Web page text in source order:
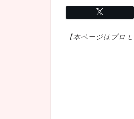
【本ページはプロモ